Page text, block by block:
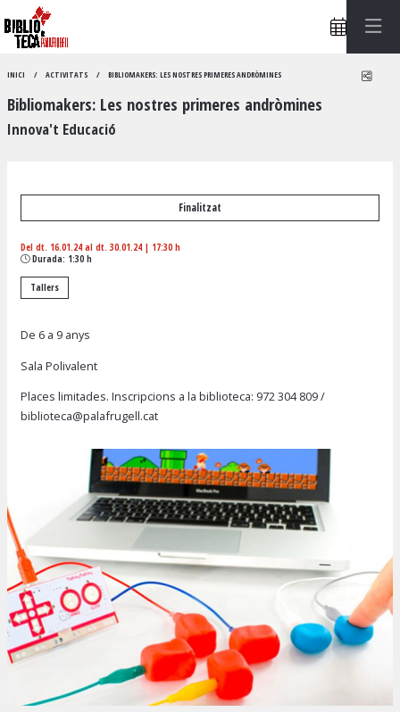
INICI ACTIVITATS BIBLIOMAKERS: LES NOSTRES PRIMERES ANDRÒMINES
Bibliomakers: Les nostres primeres andròmines
Innova't Educació
Finalitzat
Del dt. 16.01.24 al dt. 30.01.24 | 17:30 h
Durada: 1:30 h
Tallers
De 6 a 9 anys
Sala Polivalent
Places limitades. Inscripcions a la biblioteca: 972 304 809/
biblioteca@palafrugell.cat